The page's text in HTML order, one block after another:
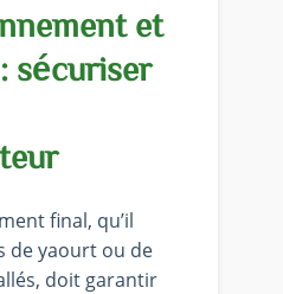
et
sécuriser
final, qu’il
de yaourt ou de
doit garantir